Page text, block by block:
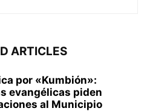
ARTICLES
por «Kumbión»:
evangélicas piden
al Municipio